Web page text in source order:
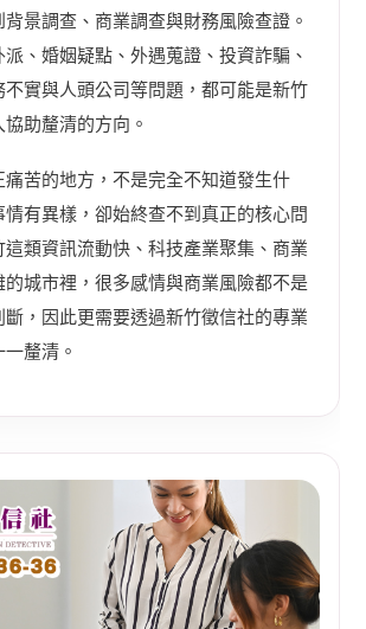
景調查、商業調查與財務風險查證。
、婚姻疑點、外遇蒐證、投資詐騙、
不實與人頭公司等問題，都可能是新竹
助釐清的方向。
痛苦的地方，不是完全不知道發生什
情有異樣，卻始終查不到真正的核心問
類資訊流動快、科技產業聚集、商業
的城市裡，很多感情與商業風險都不是
斷，因此更需要透過新竹徵信社的專業
釐清。